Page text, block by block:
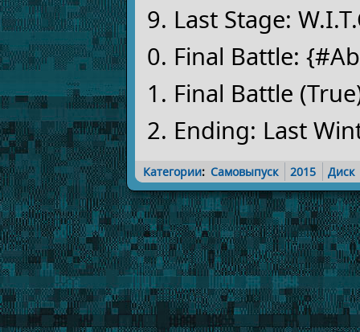
Last Stage:
Final Battle:
Final Battle
Ending: Last
Категории: Самовыпуск 2015 Диск